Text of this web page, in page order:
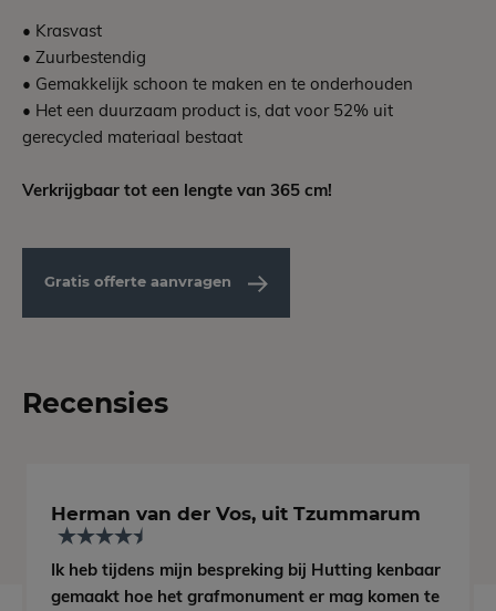
• Krasvast
• Zuurbestendig
• Gemakkelijk schoon te maken en te onderhouden
• Het een duurzaam product is, dat voor 52% uit
gerecycled materiaal bestaat
Verkrijgbaar tot een lengte van 365 cm!
Gratis offerte aanvragen
Recensies
Herman van der Vos, uit Tzummarum
Ik heb tijdens mijn bespreking bij Hutting kenbaar
gemaakt hoe het grafmonument er mag komen te